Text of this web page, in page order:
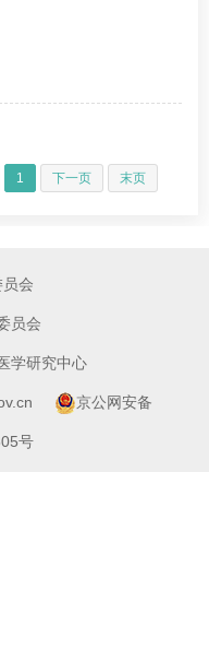
1 下一页 末页
会
员会
学研究中心
京公网安备
号